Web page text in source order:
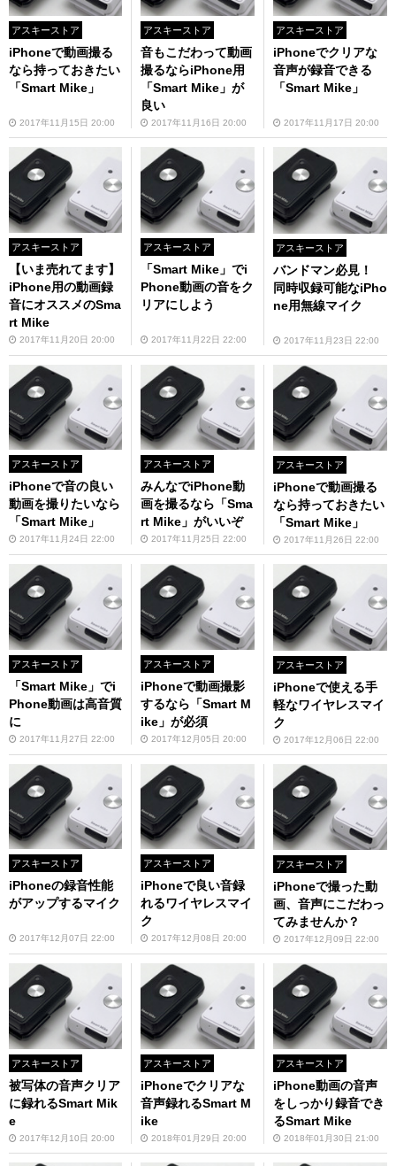
アスキーストア
iPhoneで動画撮る
なら持っておきたい
「Smart Mike」
2017年11月15日 20:00
アスキーストア
音もこだわって動画
撮るならiPhone用
「Smart Mike」が
良い
2017年11月16日 20:00
アスキーストア
iPhoneでクリアな
音声が録音できる
「Smart Mike」
2017年11月17日 20:00
アスキーストア
【いま売れてます】
iPhone用の動画録
音にオススメのSma
rt Mike
2017年11月20日 20:00
アスキーストア
「Smart Mike」でi
Phone動画の音をク
リアにしよう
2017年11月22日 22:00
アスキーストア
バンドマン必見！
同時収録可能なiPho
ne用無線マイク
2017年11月23日 22:00
アスキーストア
iPhoneで音の良い
動画を撮りたいなら
「Smart Mike」
2017年11月24日 22:00
アスキーストア
みんなでiPhone動
画を撮るなら「Sma
rt Mike」がいいぞ
2017年11月25日 22:00
アスキーストア
iPhoneで動画撮る
なら持っておきたい
「Smart Mike」
2017年11月26日 22:00
アスキーストア
「Smart Mike」でi
Phone動画は高音質
に
2017年11月27日 22:00
アスキーストア
iPhoneで動画撮影
するなら「Smart M
ike」が必須
2017年12月05日 20:00
アスキーストア
iPhoneで使える手
軽なワイヤレスマイ
ク
2017年12月06日 22:00
アスキーストア
iPhoneの録音性能
がアップするマイク
2017年12月07日 22:00
アスキーストア
iPhoneで良い音録
れるワイヤレスマイ
ク
2017年12月08日 20:00
アスキーストア
iPhoneで撮った動
画、音声にこだわっ
てみませんか？
2017年12月09日 22:00
アスキーストア
被写体の音声クリア
に録れるSmart Mik
e
2017年12月10日 20:00
アスキーストア
iPhoneでクリアな
音声録れるSmart M
ike
2018年01月29日 20:00
アスキーストア
iPhone動画の音声
をしっかり録音でき
るSmart Mike
2018年01月30日 21:00